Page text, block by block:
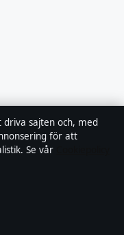
driva sajten och, med
för att
Se vår